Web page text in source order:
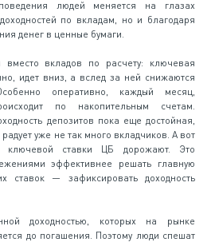
людей меняется на глазах
по вкладам, но и благодаря
денег в ценные бумаги.
вкладов по расчету: ключевая
идет вниз, а вслед за ней снижаются
оперативно, каждый месяц,
по накопительным счетам.
депозитов пока еще достойная,
уже не так много вкладчиков. А вот
ключевой ставки ЦБ дорожают. Это
эффективнее решать главную
ставок — зафиксировать доходность
доходностью, которых на рынке
до погашения. Поэтому люди спешат